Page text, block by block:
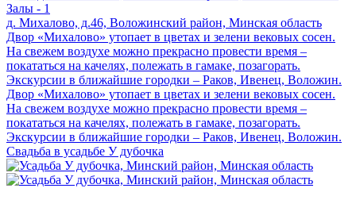
Залы - 1
д. Михалово, д.46, Воложинский район, Минская область
Двор «Михалово» утопает в цветах и зелени вековых сосен.
На свежем воздухе можно прекрасно провести время –
покататься на качелях, полежать в гамаке, позагорать.
Экскурсии в ближайшие городки – Раков, Ивенец, Воложин.
Двор «Михалово» утопает в цветах и зелени вековых сосен.
На свежем воздухе можно прекрасно провести время –
покататься на качелях, полежать в гамаке, позагорать.
Экскурсии в ближайшие городки – Раков, Ивенец, Воложин.
Свадьба в усадьбе У дубочка